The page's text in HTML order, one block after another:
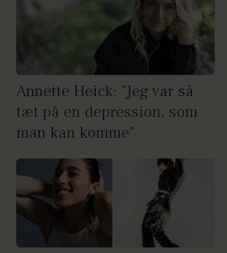
Annette Heick: "Jeg var så
tæt på en depression, som
man kan komme"